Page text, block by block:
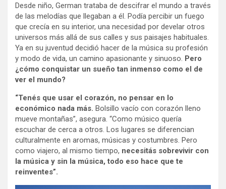
Desde niño, German trataba de descifrar el mundo a través
de las melodías que llegaban a él. Podía percibir un fuego
que crecía en su interior, una necesidad por develar otros
universos más allá de sus calles y sus paisajes habituales.
Ya en su juventud decidió hacer de la música su profesión
y modo de vida, un camino apasionante y sinuoso. Pero
¿cómo conquistar un sueño tan inmenso como el de
ver el mundo?
“Tenés que usar el corazón, no pensar en lo
económico nada más. Bolsillo vacío con corazón lleno
mueve montañas”, asegura. “Como músico quería
escuchar de cerca a otros. Los lugares se diferencian
culturalmente en aromas, músicas y costumbres. Pero
como viajero, al mismo tiempo, necesitás sobrevivir con
la música y sin la música, todo eso hace que te
reinventes”.